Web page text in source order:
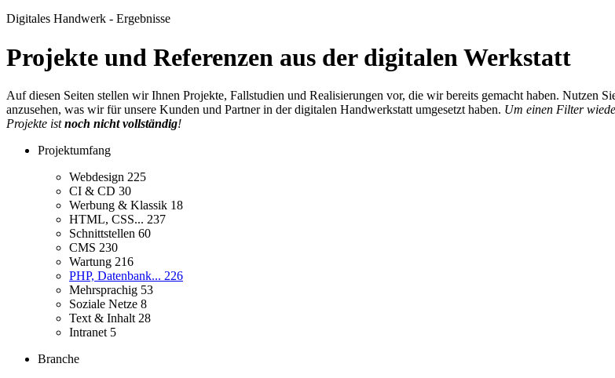
Digitales Handwerk - Ergebnisse
Projekte und Referenzen aus der digitalen Werkstatt
Auf diesen Seiten stellen wir Ihnen Projekte, Fallstudien und Realisierungen vor, die wir bereits gemacht haben. Nutzen
anzusehen, was wir für unsere Kunden und Partner in der digitalen Handwerkstatt umgesetzt haben. Um einen Filter
Projekte istnoch nicht vollständig!
Projektumfang
Webdesign 225
CI & CD 30
Werbung & Klassik 18
HTML, CSS... 237
Schnittstellen 60
CMS 230
Wartung 216
PHP, Datenbank... 226
Mehrsprachig 53
Soziale Netze 8
Text & Inhalt 28
Intranet 5
Branche